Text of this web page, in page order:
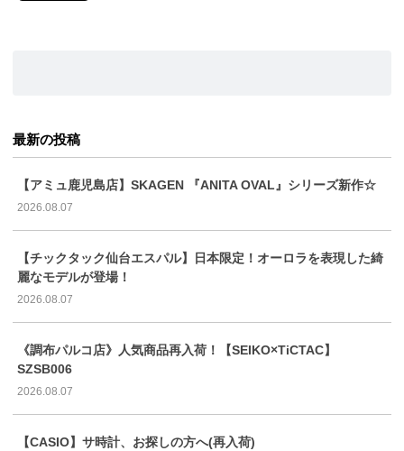
最新の投稿
【アミュ鹿児島店】SKAGEN 『ANITA OVAL』シリーズ新作☆
2026.08.07
【チックタック仙台エスパル】日本限定！オーロラを表現した綺
麗なモデルが登場！
2026.08.07
《調布パルコ店》人気商品再入荷！【SEIKO×TiCTAC】
SZSB006
2026.08.07
【CASIO】サ時計、お探しの方へ(再入荷)